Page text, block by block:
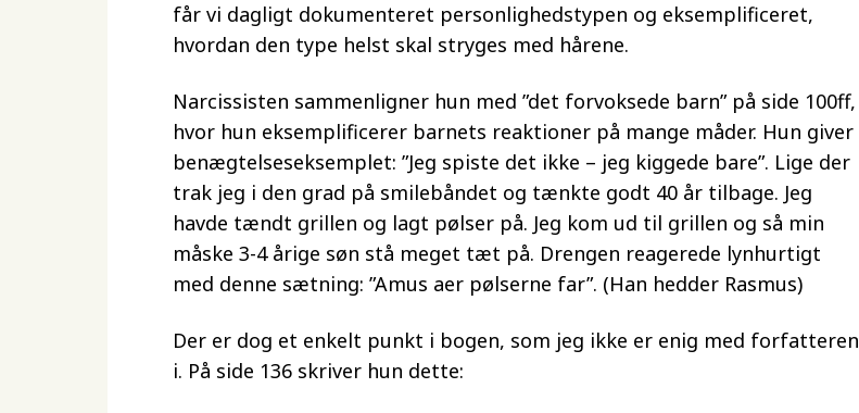
får vi dagligt dokumenteret personlighedstypen og eksemplificeret,
hvordan den type helst skal stryges med hårene.
Narcissisten sammenligner hun med ”det forvoksede barn” på side 100ff,
hvor hun eksemplificerer barnets reaktioner på mange måder. Hun giver
benægtelseseksemplet: ”Jeg spiste det ikke – jeg kiggede bare”. Lige der
trak jeg i den grad på smilebåndet og tænkte godt 40 år tilbage. Jeg
havde tændt grillen og lagt pølser på. Jeg kom ud til grillen og så min
måske 3-4 årige søn stå meget tæt på. Drengen reagerede lynhurtigt
med denne sætning: ”Amus aer pølserne far”. (Han hedder Rasmus)
Der er dog et enkelt punkt i bogen, som jeg ikke er enig med forfatteren
i. På side 136 skriver hun dette: